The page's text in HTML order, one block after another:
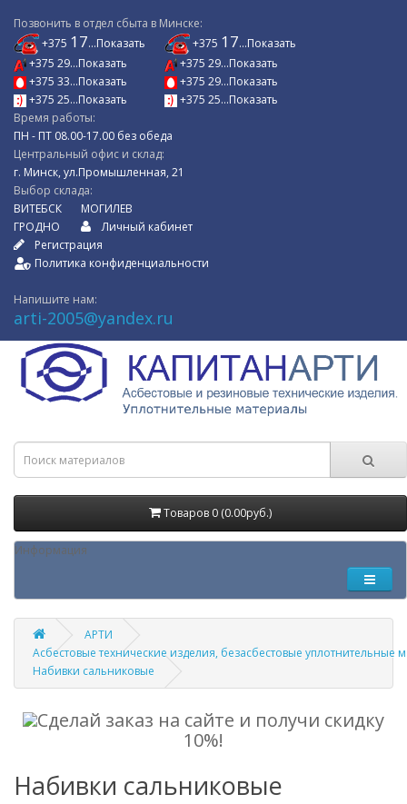
Позвонить в отдел сбыта в Минске:
+375 17...Показать
+375 29...Показать
+375 33...Показать
+375 25...Показать
+375 17...Показать
+375 29...Показать
+375 29...Показать
+375 25...Показать
Время работы:
ПН - ПТ 08.00-17.00 без обеда
Центральный офис и склад:
г. Минск, ул.Промышленная, 21
Выбор склада:
ВИТЕБСК
ГРОДНО
МОГИЛЕВ
Личный кабинет
Регистрация
Политика конфиденциальности
Напишите нам:
arti-2005@yandex.ru
Товаров 0 (0.00руб.)
Информация
АРТИ
Асбестовые технические изделия, безасбестовые
Набивки сальниковые
Сделай заказ на сайте и получи скидку
10%!
Набивки сальниковые